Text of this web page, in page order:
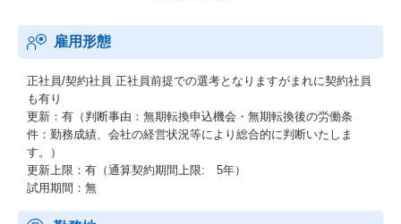
雇用形態
正社員/契約社員 正社員前提での選考となりますがまれに契約社員
も有り
更新：有（判断事由：無期転換申込機会・無期転換後の労働条
件：勤務成績、会社の経営状況等により総合的に判断いたしま
す。）
更新上限：有（通算契約期間上限: 5年）
試用期間：無